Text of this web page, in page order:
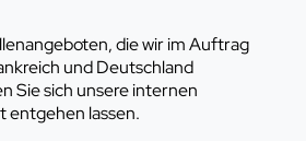
die wir im Auftrag
und Deutschland
Sie sich unsere internen
entgehen lassen.